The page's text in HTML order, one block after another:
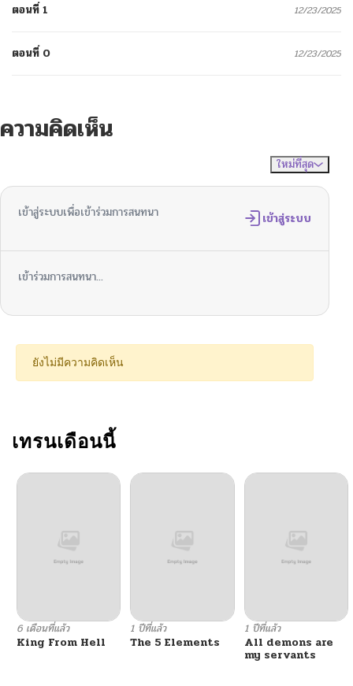
ตอนที่ 1 12/23/2025
ตอนที่ 0 12/23/2025
ความคิดเห็น
ใหม่ที่สุด
เข้าสู่ระบบเพื่อเข้าร่วมการสนทนา เข้าสู่ระบบ
เข้าร่วมการสนทนา...
ยังไม่มีความคิดเห็น
เทรนเดือนนี้
6 เดือนที่แล้ว
King From Hell
1 ปีที่แล้ว
The 5 Elements
1 ปีที่แล้ว
All demons are
my servants